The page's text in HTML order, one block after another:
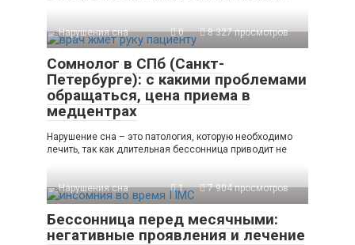
Нарушения сна 0 8 327 просмотров
Сомнолог в СПб (Санкт-
Петербурге): с какими проблемами
обращаться, цена приема в
медцентрах
Нарушение сна – это патология, которую необходимо
лечить, так как длительная бессонница приводит не
Нарушения сна 1 7 904 просмотров
Бессонница перед месячными:
негативные проявления и лечение